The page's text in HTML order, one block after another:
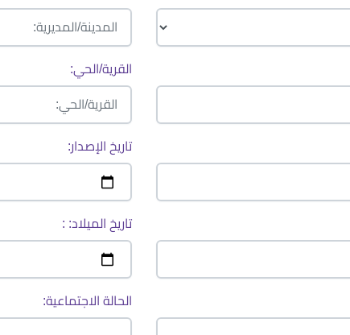
القرية/الحي:
تاريخ الإصدار:
تاريخ الميلاد: :
الحالة الاجتماعية: